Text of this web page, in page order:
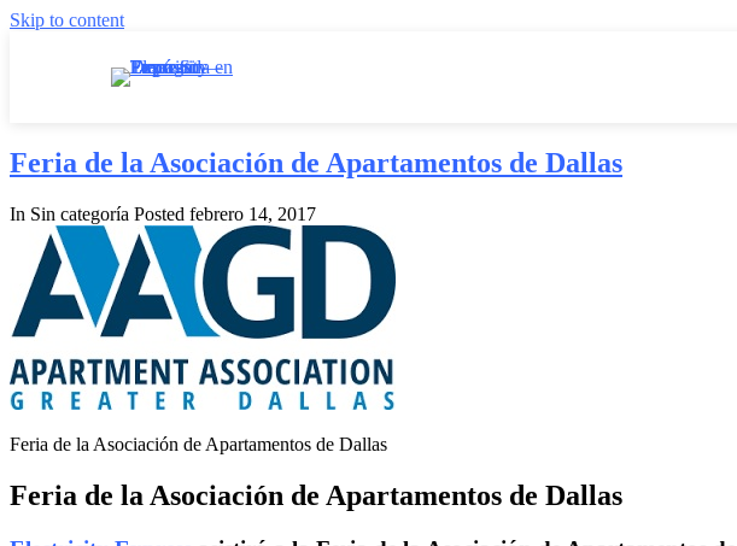
Skip to content
Feria de la Asociación de Apartamentos de Dallas
In Sin categoría Posted febrero 14, 2017
Feria de la Asociación de Apartamentos de Dallas
Feria de la Asociación de Apartamentos de Dallas